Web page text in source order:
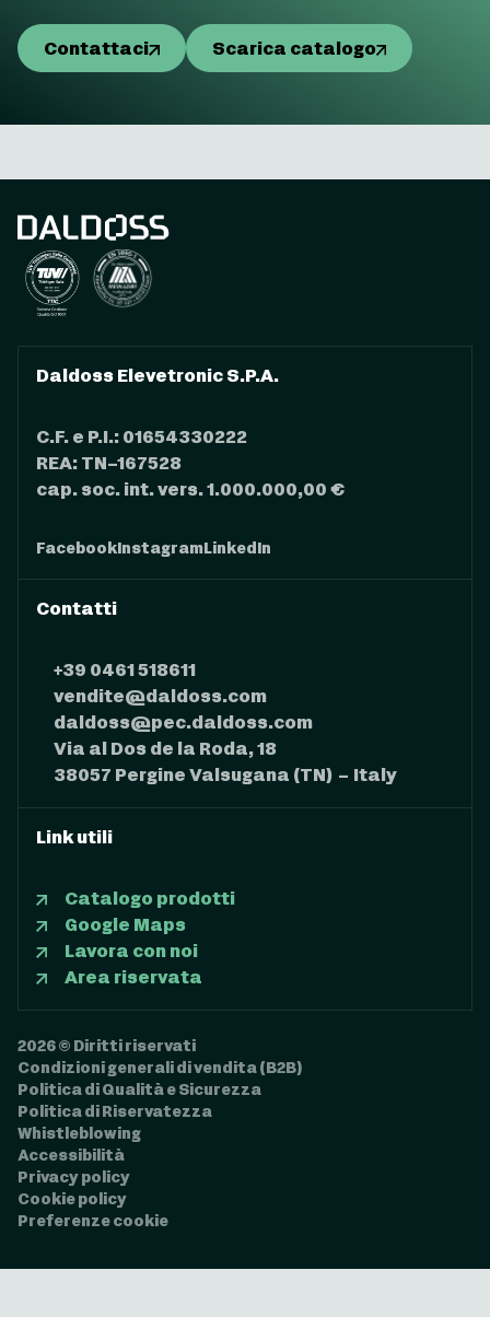
Contattaci Scarica catalogo
Daldoss Elevetronic S.P.A.
C.F. e P.I.: 01654330222
REA: TN–167528
cap. soc. int. vers. 1.000.000,00 €
FacebookInstagram LinkedIn
Contatti
+39 0461 518611
vendite@daldoss.com
daldoss@pec.daldoss.com
Via al Dos de la Roda, 18
38057 Pergine Valsugana (TN) – Italy
Link utili
Catalogo prodotti
Google Maps
Lavora con noi
Area riservata
2026 © Diritti riservati
Condizioni generali di vendita (B2B)
Politica di Qualità e Sicurezza
Politica di Riservatezza
Whistleblowing
Accessibilità
Privacy policy
Cookie policy
Preferenze cookie